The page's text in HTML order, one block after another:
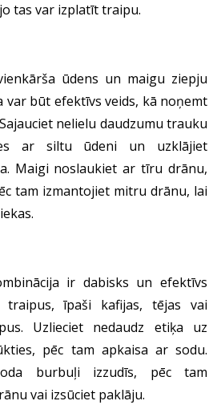
tas var izplatīt traipu.
ūdens un maigu ziepju
var būt efektīvs veids, kā noņemt
nelielu daudzumu trauku
ar siltu ūdeni un uzklājiet
Maigi noslaukiet ar tīru drānu,
tam izmantojiet mitru drānu, lai
ir dabisks un efektīvs
īpaši kafijas, tējas vai
Uzlieciet nedaudz etiķa uz
pēc tam apkaisa ar sodu.
burbuļi izzudīs, pēc tam
vai izsūciet paklāju.